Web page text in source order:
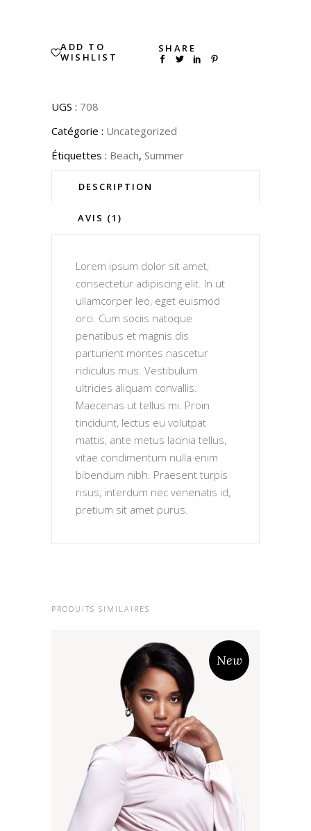
ADD TO
WISHLIST
SHARE
UGS : 708
Catégorie : Uncategorized
Étiquettes : Beach, Summer
DESCRIPTION
AVIS (1)
Lorem ipsum dolor sit amet,
consectetur adipiscing elit. In ut
ullamcorper leo, eget euismod
orci. Cum sociis natoque
penatibus et magnis dis
parturient montes nascetur
ridiculus mus. Vestibulum
ultricies aliquam convallis.
Maecenas ut tellus mi. Proin
tincidunt, lectus eu volutpat
mattis, ante metus lacinia tellus,
vitae condimentum nulla enim
bibendum nibh. Praesent turpis
risus, interdum nec venenatis id,
pretium sit amet purus.
PRODUITS SIMILAIRES
New